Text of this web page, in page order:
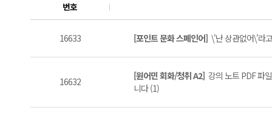
번호
16633 [포인트 문화 스페인어] \'난 상관없어\'라
16632 [원어민 회화/청취 A2] 강의 노트 PDF 파
니다 (1)